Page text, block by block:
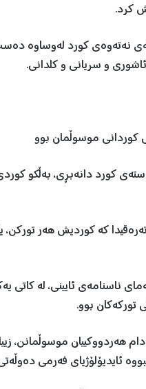
کرد.
نەتەوەی کورد لەوساوە
ئاشوری و سریانی و کلدانی.
کوردانی موسوڵمان بوو
کورد دانەبڕی، بەڵکو
کە کوردیش هەر تورکن،
ناسنامەی ئایینی، لە
تورکەکان بوو.
موسوڵمانن،
ئایدیۆلۆژیای فەرمی